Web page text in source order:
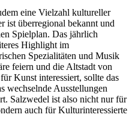
eine Vielzahl kultureller
ist überregional bekannt und
Spielplan. Das jährlich
Highlight im
Spezialitäten und Musik
feiern und die Altstadt von
Kunst interessiert, sollte das
wechselnde Ausstellungen
Salzwedel ist also nicht nur für
auch für Kulturinteressierte